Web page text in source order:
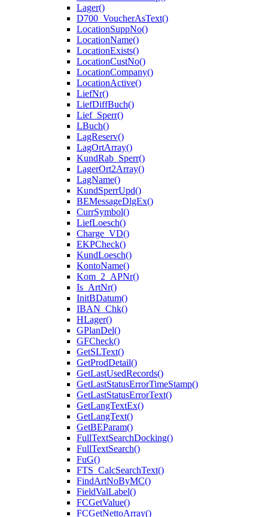
Lager()
D700_VoucherAsText()
LocationSuppNo()
LocationName()
LocationExists()
LocationCustNo()
LocationCompany()
LocationActive()
LiefNr()
LiefDiffBuch()
Lief_Sperr()
LBuch()
LagReserv()
LagOrtArray()
KundRab_Sperr()
LagerOrt2Array()
LagName()
KundSperrUpd()
BEMessageDlgEx()
CurrSymbol()
LiefLoesch()
Charge_VD()
EKPCheck()
KundLoesch()
KontoName()
Kom_2_APNr()
Is_ArtNr()
InitBDatum()
IBAN_Chk()
HLager()
GPlanDel()
GFCheck()
GetSLText()
GetProdDetail()
GetLastUsedRecords()
GetLastStatusErrorTimeStamp()
GetLastStatusErrorText()
GetLangTextEx()
GetLangText()
GetBEParam()
FullTextSearchDocking()
FullTextSearch()
FuG()
FTS_CalcSearchText()
FindArtNoByMC()
FieldValLabel()
FCGetValue()
FCGetNettoArray()